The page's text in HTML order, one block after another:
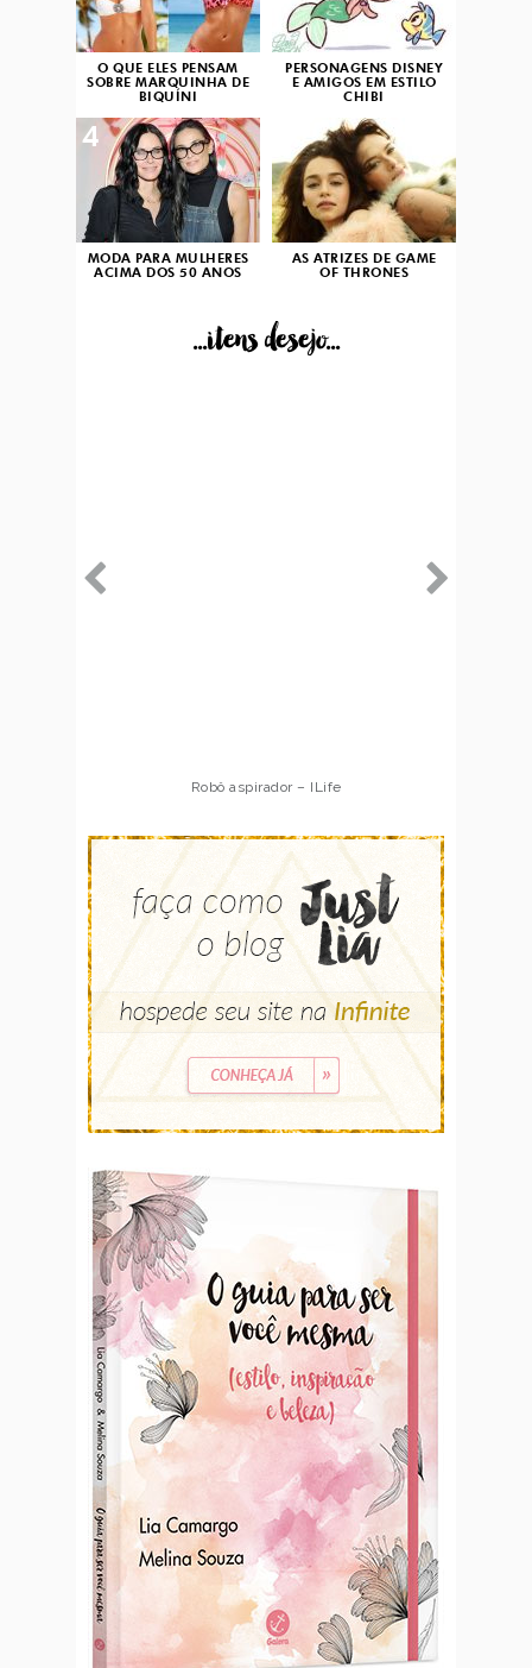
O QUE ELES PENSAM
SOBRE MARQUINHA DE
BIQUÍNI
PERSONAGENS DISNEY
E AMIGOS EM ESTILO
CHIBI
MODA PARA MULHERES
ACIMA DOS 50 ANOS
4
AS ATRIZES DE GAME
OF THRONES
...itens desejo...
Robô aspirador – ILife